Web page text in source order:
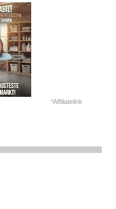
*Affiliatelink